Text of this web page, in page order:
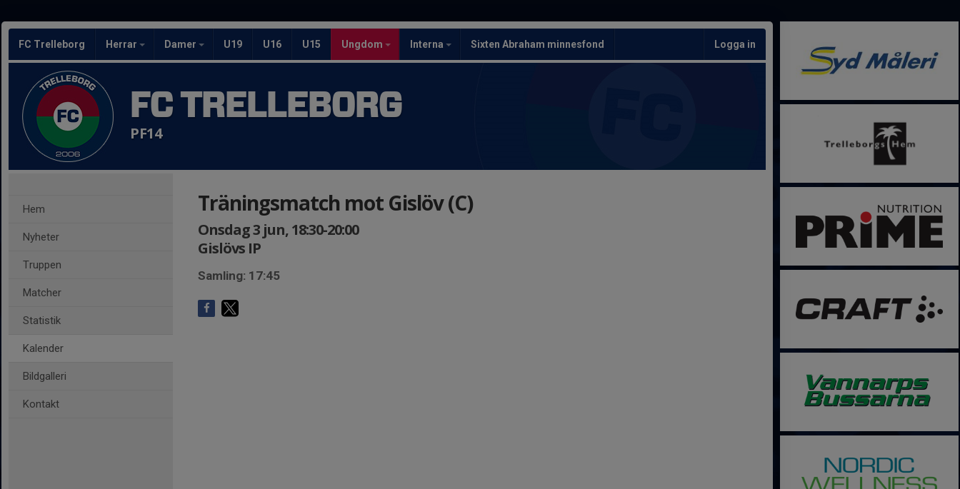
FC Trelleborg Herrar Damer U19 U16 U15 Ungdom Interna Sixten Abraham minnesfond Logga in
FC TRELLEBORG
PF14
Hem
Nyheter
Truppen
Matcher
Statistik
Kalender
Bildgalleri
Kontakt
Träningsmatch mot Gislöv (C)
Onsdag 3 jun, 18:30-20:00
Gislövs IP
Samling: 17:45